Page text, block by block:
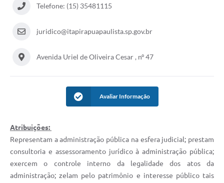
Projetos
Contas Públicas
Serviços Online
A Prefeitura
Telefones Úteis
Telefone: (15) 35481115
juridico@itapirapuapaulista.sp.gov.br
Avenida Uriel de Oliveira Cesar , nº 47
Avaliar Informação
Atribuições:
Representam a administração pública na esfera judicial; prestam
consultoria e assessoramento jurídico à administração pública;
exercem o controle interno da legalidade dos atos da
administração; zelam pelo patrimônio e interesse público tais